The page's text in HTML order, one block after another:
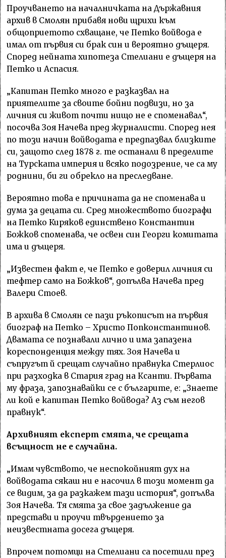
Проучването на началничката на Държавния
архив в Смолян прибавя нови щрихи към
общоприетото схващане, че Петко войвода е
имал от първия си брак син и вероятно дъщеря.
Според нейната хипотеза Стелиани е дъщеря на
Петко и Аспасия.
„Капитан Петко много е разказвал на
приятелите за своите бойни подвизи, но за
личния си живот почти нищо не е споменавал“,
посочва Зоя Начева пред журналисти. Според нея
по този начин войводата е предпазвал близките
си, защото след 1878 г. те останали в пределите
на Турската империя и всяко подозрение, че са му
роднини, би ги обрекло на преследване.
Вероятно това е причината да не споменава и
дума за децата си. Сред множеството биографи
на Петко Киряков единствено Константин
Божков споменава, че освен син Георги комитата
има и дъщеря.
„Известен факт е, че Петко е доверил личния си
тефтер само на Божков“, допълва Начева пред
Валери Стоев.
В архива в Смолян се пази ръкописът на първия
биограф на Петко – Христо Попконстантинов.
Двамата се познавали лично и има запазена
кореспонденция между тях. Зоя Начева и
съпругът й срещат случайно правнука Стерлиос
при разходка в Стария град на Ксанти. Първата
му фраза, запознавайки се с българите, е: „Знаете
ли кой е капитан Петко войвода? Аз съм негов
правнук“.
Архивният експерт смята, че срещата
всъщност не е случайна.
„Имам чувството, че неспокойният дух на
войводата сякаш ни е насочил в този момент да
се видим, за да разкажем тази история“, допълва
Зоя Начева. Тя смята за свое задължение да
представи и проучи твърдението за
неизвестната досега дъщеря.
Впрочем потомци на Стелиани са посетили през